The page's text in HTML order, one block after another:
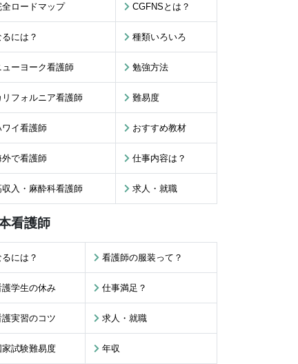
全ロードマップ CGFNSとは？
るには？ 種類いろいろ
ューヨーク看護師 勉強方法
リフォルニア看護師 難易度
ワイ看護師 おすすめ教材
外で看護師 仕事内容は？
収入・麻酔科看護師 求人・就職
看護師
るには？ 看護師の服装って？
護学生の休み 仕事満足？
護実習のコツ 求人・就職
家試験難易度 年収